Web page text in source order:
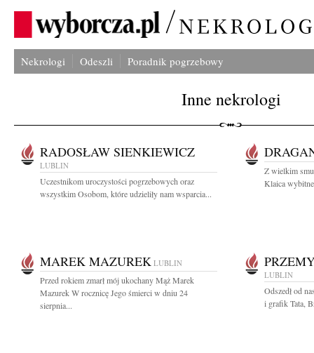
Nekrologi Odeszli Poradnik pogrzebowy
Inne nekrologi
RADOSŁAW SIENKIEWICZ
LUBLIN
Uczestnikom uroczystości pogrzebowych oraz
wszystkim Osobom, które udzieliły nam wsparcia...
Z wielkim
Klaica
MAREK MAZUREK LUBLIN
Przed rokiem zmarł mój ukochany Mąż Marek
Mazurek W rocznicę Jego śmierci w dniu 24
sierpnia...
LUBLIN
Odszedł od
i grafik Tata,